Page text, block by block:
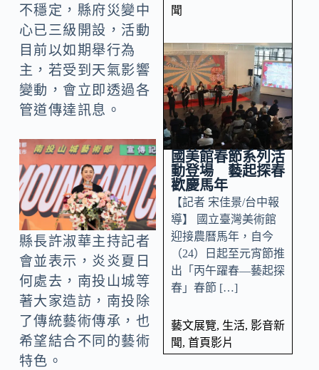
不穩定，縣府災變中
心已三級開設，活動
目前以如期舉行為
主，若受到天氣影響
變動，會立即透過各
管道傳達訊息。
縣長許淑華主持記者
會並表示，炎炎夏日
何處去，南投山城等
著大家造訪，南投除
了傳統藝術傳承，也
希望結合不同的藝術
特色。
聞
國美館春節系列活
動登場 藝起探春
歡慶馬年
【記者 宋佳景/台中報
導】 國立臺灣美術館
迎接農曆馬年，自今
（24）日起至元宵節推
出「丙午躍春—藝起探
春」春節 […]
藝文展覽, 生活, 影音新
聞, 首頁影片